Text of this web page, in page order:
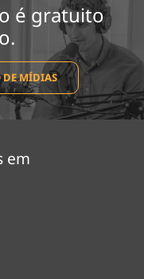
é gratuito
DE MÍDIAS
em